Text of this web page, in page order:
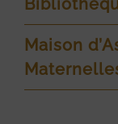
Maison